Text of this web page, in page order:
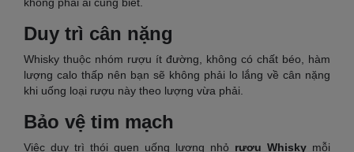
không phải ai cũng biết.
Duy trì cân nặng
Whisky thuộc nhóm rượu ít đường, không có chất béo, hàm
lượng calo thấp nên bạn sẽ không phải lo lắng về cân nặng
khi uống loại rượu này theo lượng vừa phải.
Bảo vệ tim mạch
Việc duy trì thói quen uống lượng nhỏ rượu Whisky mỗi